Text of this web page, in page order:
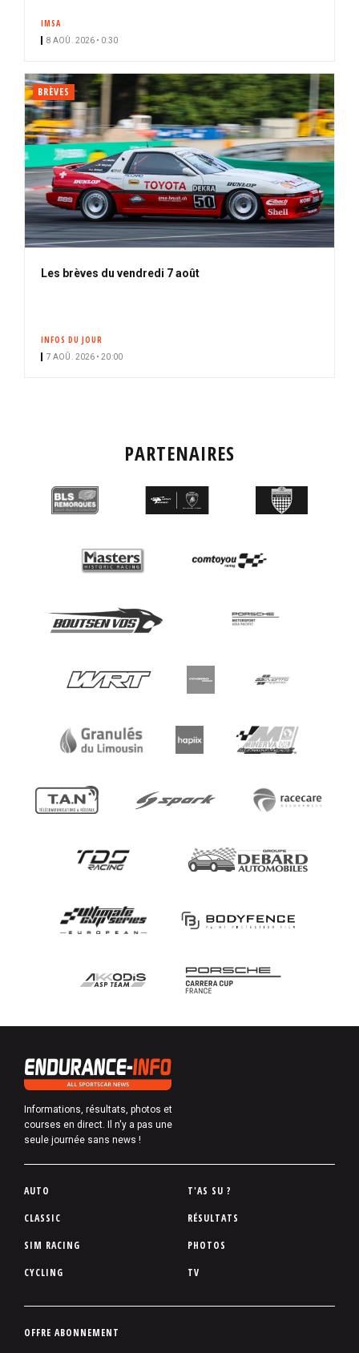
IMSA
8 AOÛ. 2026 • 0:30
BRÈVES
Les brèves du vendredi 7 août
INFOS DU JOUR
7 AOÛ. 2026 • 20:00
PARTENAIRES
Informations, résultats, photos et
courses en direct. Il n'y a pas une
seule journée sans news !
P
d
d
p
AUTO
CLASSIC
SIM RACING
CYCLING
T'AS SU ?
RÉSULTATS
PHOTOS
TV
P
OFFRE ABONNEMENT